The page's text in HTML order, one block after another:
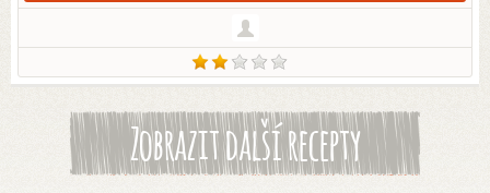
Zobrazit další recepty